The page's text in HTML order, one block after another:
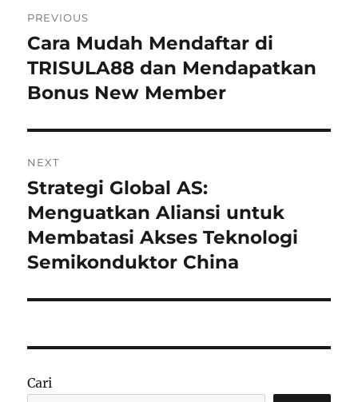
pos
PREVIOUS
Previous
post:
Cara Mudah Mendaftar di
TRISULA88 dan Mendapatkan
Bonus New Member
NEXT
Next
post:
Strategi Global AS:
Menguatkan Aliansi untuk
Membatasi Akses Teknologi
Semikonduktor China
Cari